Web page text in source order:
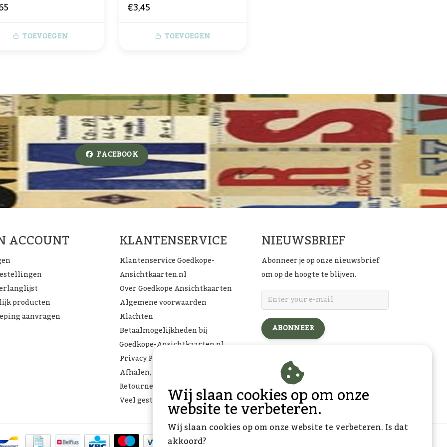
TOEVOEGEN
€3,45
TOEVOEGEN
FACEBOOK
ACCOUNT
producten
aanvragen
KLANTENSERVICE
Klantenservice Goedkope-
Ansichtkaarten.nl
Over Goedkope Ansichtkaarten
Algemene voorwaarden
Klachten
Betaalmogelijkheden bij
Goedkope-Ansichtkaarten.nl
Privacy Policy
Afhalen, Verzenden of
Retourneren
Veel gestelde vragen
NIEUWSBRIEF
Abonneer je op onze nieuwsbrief
om op de hoogte te blijven.
ABONNEER
Wij slaan cookies op om onze
website te verbeteren.
Wij slaan cookies op om onze website te verbeteren. Is dat
akkoord?